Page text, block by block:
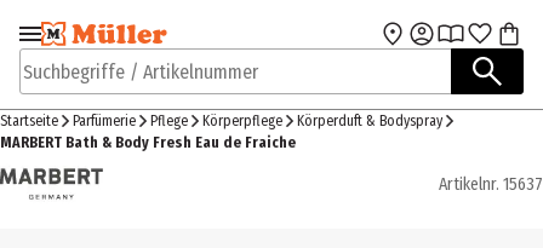
Zur Navigation
springen
Zum Hauptinhalt
Suchbegriffe / Artikelnummer
Startseite Parfümerie Pflege Körperpflege
Körperduft & Bodyspray
MARBERT Bath & Body Fresh Eau de Fraiche
Artikelnr. 15637